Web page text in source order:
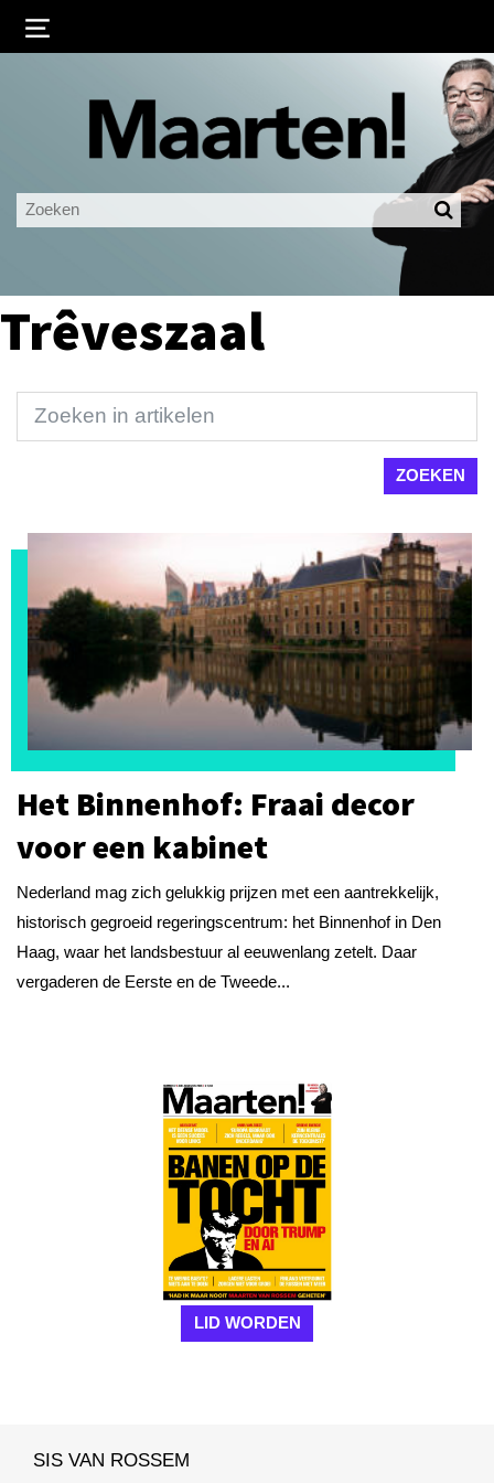
Ingelogd blijven
LOGIN
Trêveszaal
Het Binnenhof: Fraai decor
voor een kabinet
Nederland mag zich gelukkig prijzen met een aantrekkelijk,
historisch gegroeid regeringscentrum: het Binnenhof in Den
Haag, waar het landsbestuur al eeuwenlang zetelt. Daar
vergaderen de Eerste en de Tweede...
LID WORDEN
SIS VAN ROSSEM